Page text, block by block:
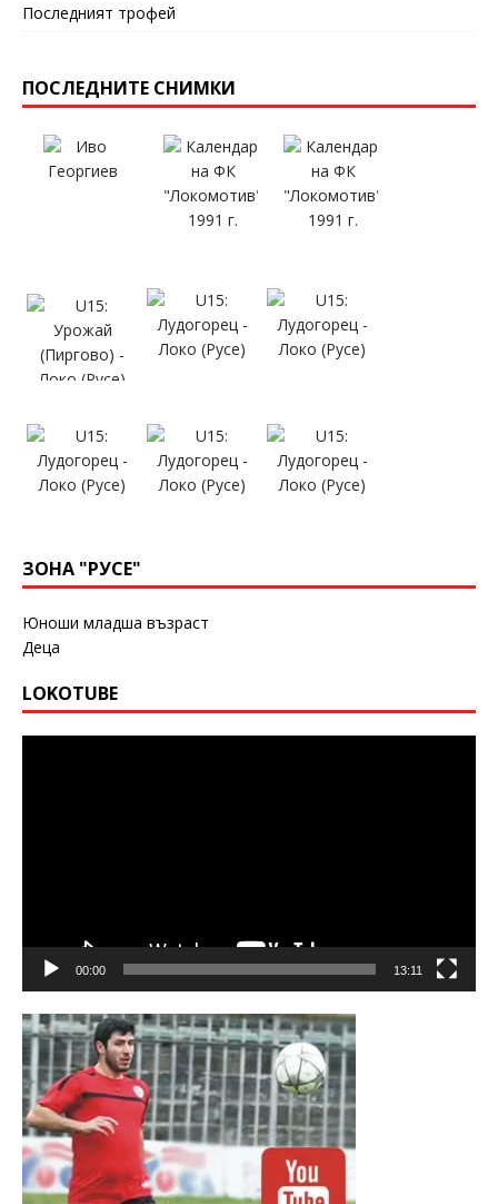
Последният трофей
ПОСЛЕДНИТЕ СНИМКИ
ЗОНА "РУСЕ"
Юноши младша възраст
Деца
LOKOTUBE
00:00 13:11